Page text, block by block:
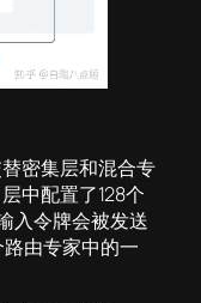
密集层和混合专
中配置了128个
入令牌会被发送
由专家中的一